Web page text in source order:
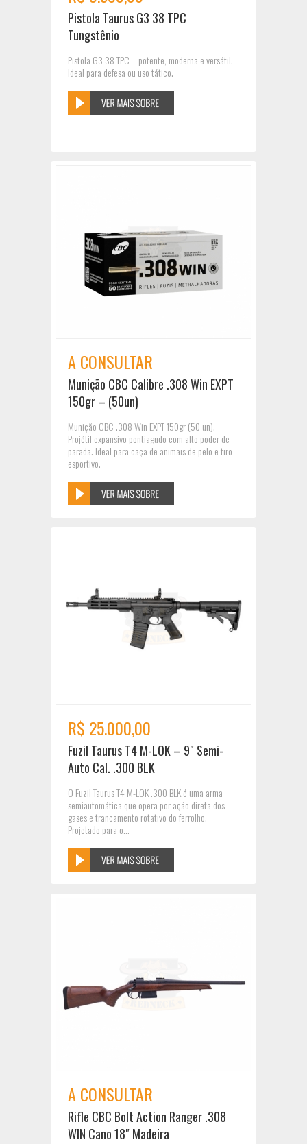
Pistola Taurus G3 38 TPC
Tungstênio
Pistola G3 38 TPC – potente, moderna e versátil.
Ideal para defesa ou uso tático.
A CONSULTAR
Munição CBC Calibre .308 Win EXPT
150gr – (50un)
Munição CBC .308 Win EXPT 150gr (50 un).
Projétil expansivo pontiagudo com alto poder de
parada. Ideal para caça de animais de pelo e tiro
esportivo.
R$ 25.000,00
Fuzil Taurus T4 M-LOK – 9″ Semi-
Auto Cal. .300 BLK
O Fuzil Taurus T4 M-LOK .300 BLK é uma arma
semiautomática que opera por ação direta dos
gases e trancamento rotativo do ferrolho.
Projetado para o...
A CONSULTAR
Rifle CBC Bolt Action Ranger .308
WIN Cano 18″ Madeira